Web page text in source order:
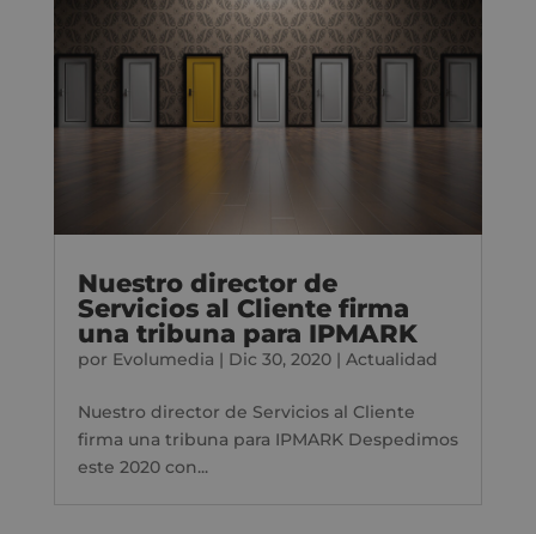
Nuestro director de
Servicios al Cliente firma
una tribuna para IPMARK
por Evolumedia | Dic 30, 2020| Actualidad
Nuestro director de Servicios al Cliente
firma una tribuna para IPMARK Despedimos
este 2020 con...